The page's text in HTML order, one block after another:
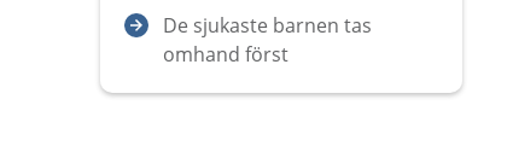
De sjukaste barnen tas
omhand först